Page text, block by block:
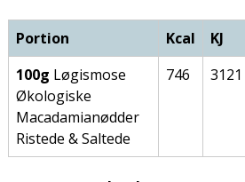
Portion Kcal KJ
100g Løgismose
Økologiske
Macadamianødder
Ristede & Saltede
746 3121